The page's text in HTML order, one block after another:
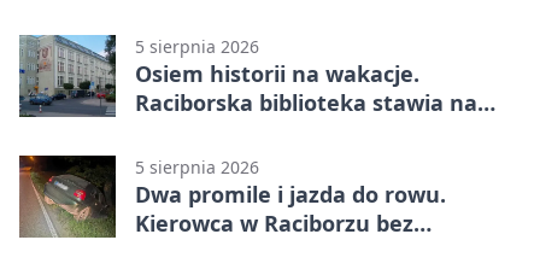
5 sierpnia 2026
Osiem historii na wakacje.
Raciborska biblioteka stawia na
5 sierpnia 2026
Dwa promile i jazda do rowu.
Kierowca w Raciborzu bez